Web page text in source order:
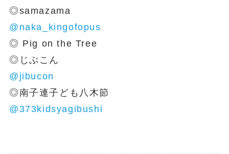
◎samazama
@naka_kingofopus
◎ Pig on the Tree
◎じぶこん
@jibucon
◎南子連子ども八木節
@373kidsyagibushi